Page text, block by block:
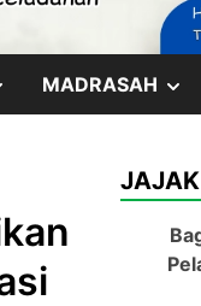
SHOWMADRASAH
JAJAK